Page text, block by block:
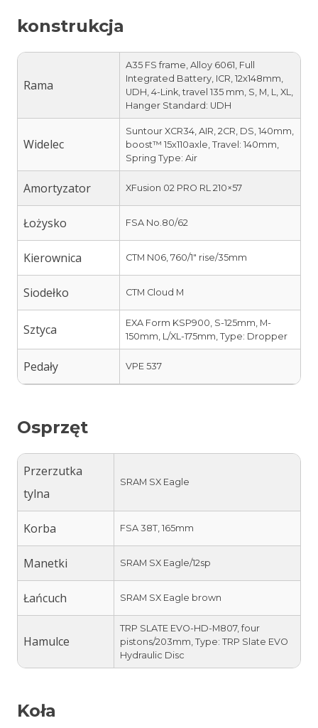
konstrukcja
Rama
A35 FS frame, Alloy 6061, Full
Integrated Battery, ICR, 12x148mm,
UDH, 4-Link, travel 135 mm, S, M, L, XL,
Hanger Standard: UDH
Widelec
Suntour XCR34, AIR, 2CR, DS, 140mm,
boost™ 15x110axle, Travel: 140mm,
Spring Type: Air
Amortyzator XFusion 02 PRO RL 210×57
Łożysko FSA No.80/62
Kierownica CTM N06, 760/1″ rise/35mm
Siodełko CTM Cloud M
Sztyca
EXA Form KSP900, S-125mm, M-
150mm, L/XL-175mm, Type: Dropper
Pedały VPE 537
Osprzęt
Przerzutka
tylna
SRAM SX Eagle
Korba FSA 38T, 165mm
Manetki SRAM SX Eagle/12sp
Łańcuch SRAM SX Eagle brown
Hamulce
TRP SLATE EVO-HD-M807, four
pistons/203mm, Type: TRP Slate EVO
Hydraulic Disc
Koła